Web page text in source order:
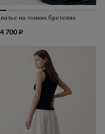
на тонких бретелях
700